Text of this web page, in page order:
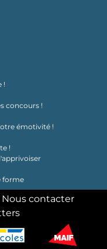
!
concours !
émotivité !
!
forme
Nous contacter